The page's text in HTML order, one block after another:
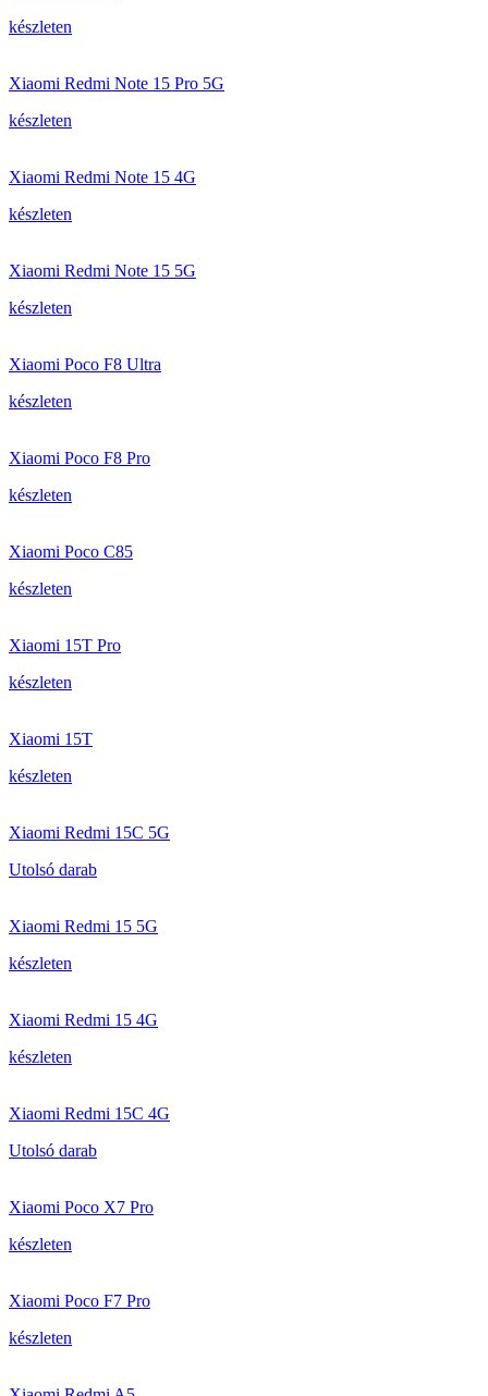
készleten
Xiaomi Redmi Note 15 Pro 5G
készleten
Xiaomi Redmi Note 15 4G
készleten
Xiaomi Redmi Note 15 5G
készleten
Xiaomi Poco F8 Ultra
készleten
Xiaomi Poco F8 Pro
készleten
Xiaomi Poco C85
készleten
Xiaomi 15T Pro
készleten
Xiaomi 15T
készleten
Xiaomi Redmi 15C 5G
Utolsó darab
Xiaomi Redmi 15 5G
készleten
Xiaomi Redmi 15 4G
készleten
Xiaomi Redmi 15C 4G
Utolsó darab
Xiaomi Poco X7 Pro
készleten
Xiaomi Poco F7 Pro
készleten